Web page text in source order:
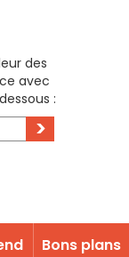
des
avec
:
>
Bons plans